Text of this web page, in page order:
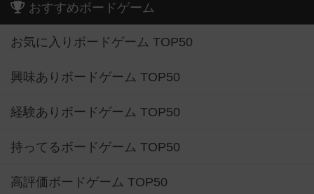
おすすめボードゲーム
お気に入りボードゲーム TOP50
興味ありボードゲーム TOP50
経験ありボードゲーム TOP50
持ってるボードゲーム TOP50
高評価ボードゲーム TOP50